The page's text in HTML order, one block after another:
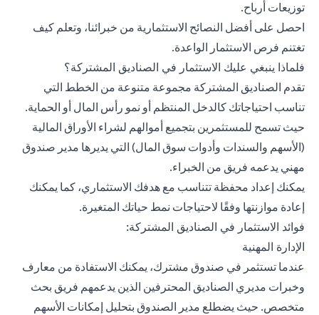
توزيعات أرباح.
احصل على أفضل النصائح الاستثمارية من خبرائنا، وتعلم كيف
تغتنم فرص الاستثمار الواعدة.
فلماذا ينبغي عليك الاستثمار في الصناديق المشتركة؟
تقدم الصناديق المشتركة مجموعة متنوعة من الخطط التي
تناسب احتياجاتك كالدخل المنتظم أو نمو رأس المال أو الحماية.
حيث تسمح للمستثمرين بتجميع أموالهم لشراء الأوراق المالية
(الأسهم والسندات وأدوات سوق المال) التي يديرها مدير صندوق
مهني يدعمه فريق من الخبراء.
يمكنك إعداد محفظة تتناسب مع هدفك الاستثماري، كما يمكنك
إعادة موازنتها وفقًا لاحتياجات نمط حياتك المتغيرة.
فوائد الاستثمار في الصناديق المشتركة:
الإدارة المهنية
عندما تستثمر في صندوق مشترك، يمكنك الاستفادة من معارف
وخبرات مديري الصناديق المحترفين الذين يدعمهم فريق بحث
متخصص. حيث يضطلع مدير الصندوق بتحليل إمكانات الأسهم